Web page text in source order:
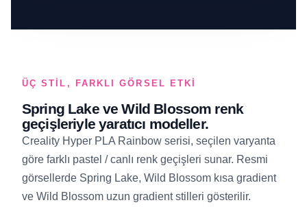
ÜÇ STIL, FARKLI GÖRSEL ETKI
Spring Lake ve Wild Blossom renk
geçişleriyle yaratıcı modeller.
Creality Hyper PLA Rainbow serisi, seçilen varyanta
göre farklı pastel / canlı renk geçişleri sunar. Resmi
görsellerde Spring Lake, Wild Blossom kısa gradient
ve Wild Blossom uzun gradient stilleri gösterilir.